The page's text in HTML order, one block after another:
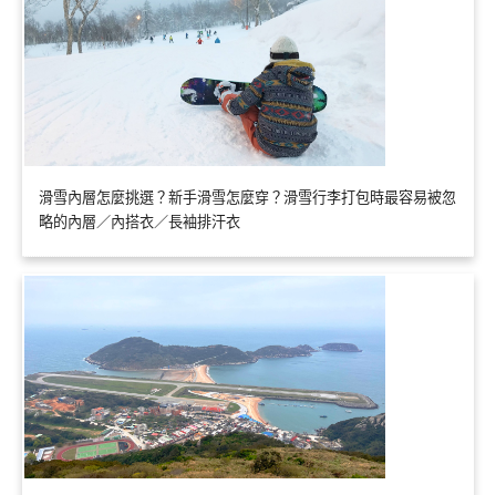
滑雪內層怎麼挑選？新手滑雪怎麼穿？滑雪行李打包時最容易被忽
略的內層／內搭衣／長袖排汗衣